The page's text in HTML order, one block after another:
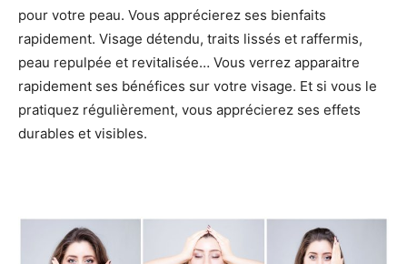
pour votre peau. Vous apprécierez ses bienfaits
rapidement. Visage détendu, traits lissés et raffermis,
peau repulpée et revitalisée… Vous verrez apparaitre
rapidement ses bénéfices sur votre visage. Et si vous le
pratiquez régulièrement, vous apprécierez ses effets
durables et visibles.